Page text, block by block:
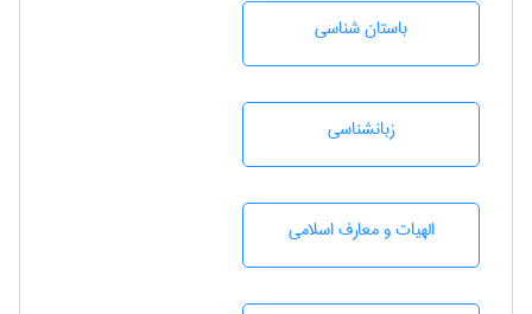
باستان شناسی
زبانشناسی
الهیات و معارف اسلامی